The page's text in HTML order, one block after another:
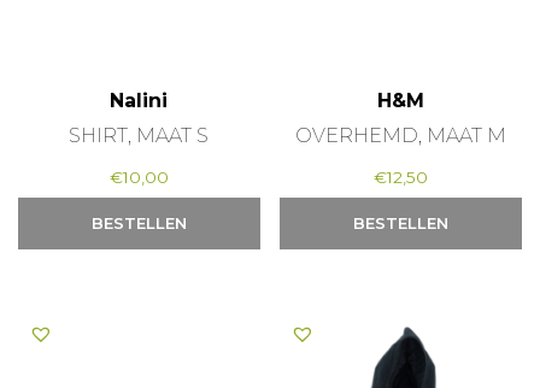
Nalini
SHIRT, MAAT S
€10,00
BESTELLEN
H&M
OVERHEMD, MAAT M
€12,50
BESTELLEN